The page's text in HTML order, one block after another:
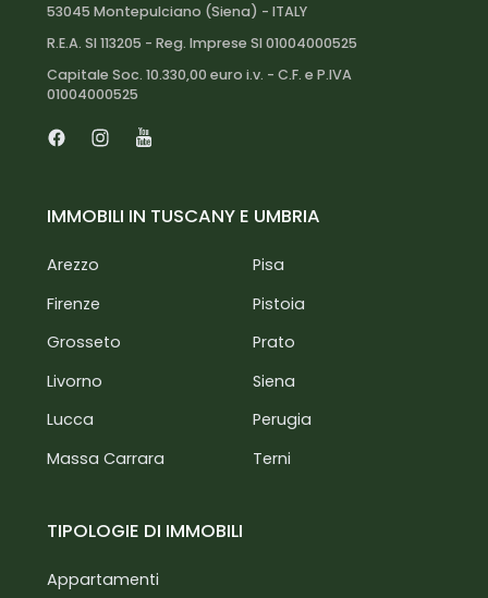
53045 Montepulciano (Siena) - ITALY
R.E.A. SI 113205 - Reg. Imprese SI 01004000525
Capitale Soc. 10.330,00 euro i.v. - C.F. e P.IVA
01004000525
IMMOBILI IN TUSCANY E UMBRIA
Arezzo
Firenze
Grosseto
Livorno
Lucca
Massa Carrara
Pisa
Pistoia
Prato
Siena
Perugia
Terni
TIPOLOGIE DI IMMOBILI
Appartamenti